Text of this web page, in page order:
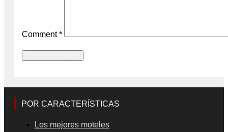
Comment*
POR CARACTERÍSTICAS
Los mejores moteles